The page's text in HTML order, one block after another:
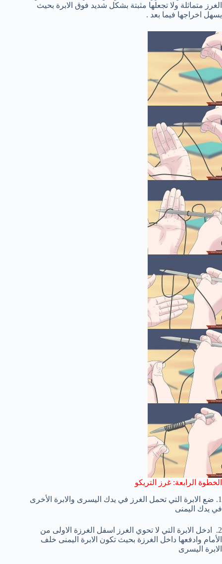
الغرز متماثلة ولا تجعلها مثبتة بشكل شديد فوق الابرة بحيث
يسهل اخراجها فيما بعد .
الخطوة الرابعة: غرز التريكو
1. ضع الابرة التي تحمل الغرز في يدك اليسرى والابرة الأخرى
في يدك اليمنى
2. ادخل الابرة التي لا تحوي الغرز اسفل الغرزة الاولى من
الأمام وادفعها داخل الغرزة بحيث تكون الابرة اليمنى خلف
الابرة اليسرى